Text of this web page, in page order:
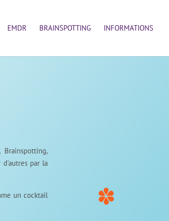
EMDR BRAINSPOTTING INFORMATIONS
, Brainspotting,
par la
un cocktail